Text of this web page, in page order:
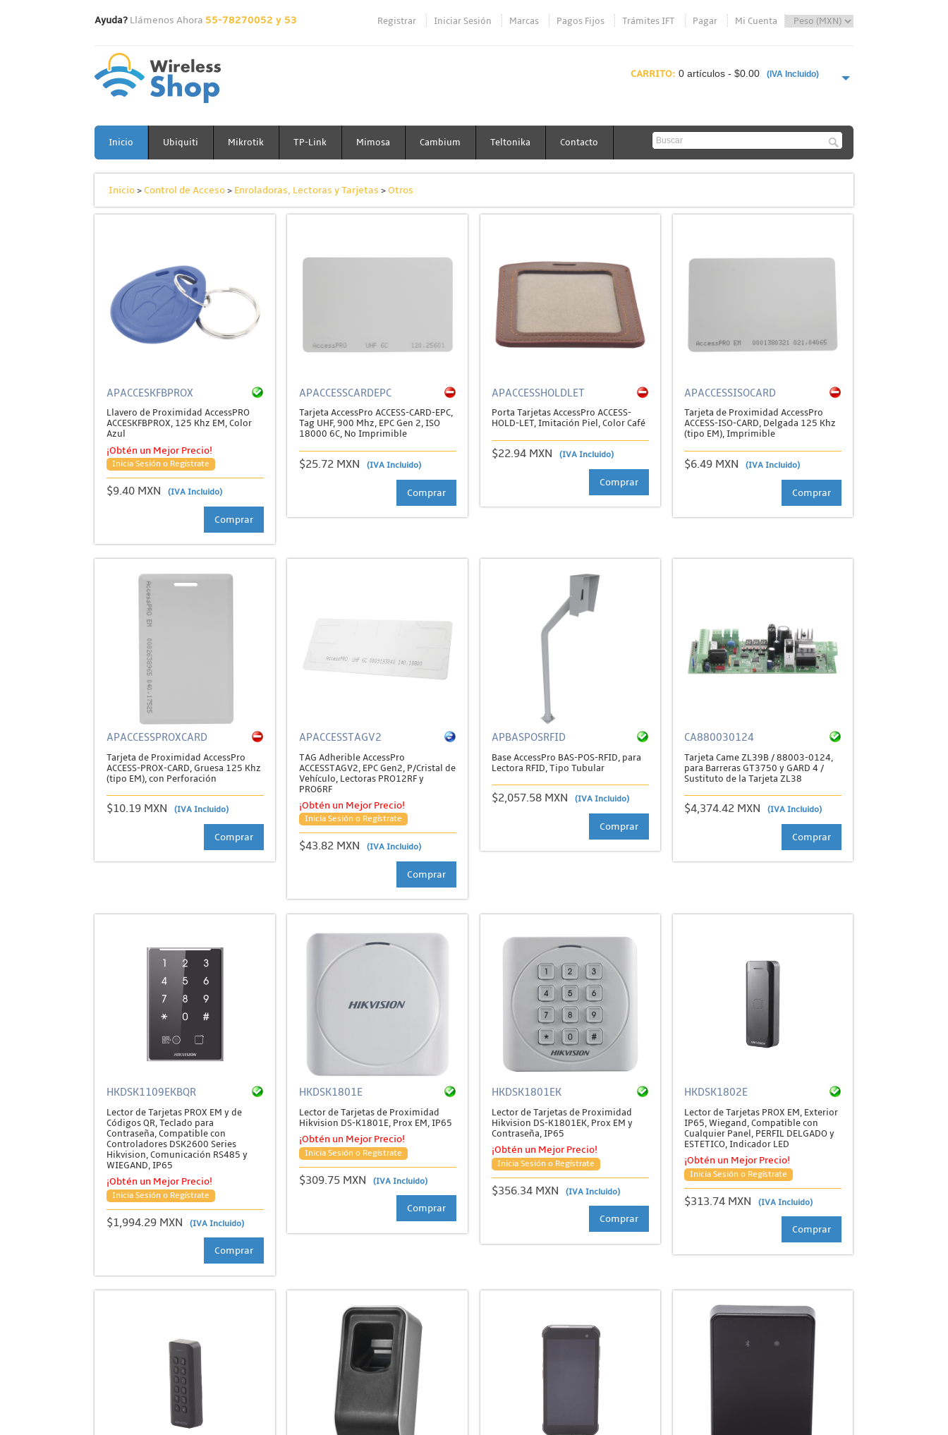
Ayuda? Llámenos Ahora 55-78270052 y 53 Registrar Iniciar Sesión Marcas Pagos Fijos Trámites IFT Pagar Mi Cuenta
CARRITO: 0 artículos - $0.00 (IVA Incluido)
Inicio Ubiquiti Mikrotik TP-Link Mimosa Cambium Teltonika Contacto
Inicio>Control de Acceso> Enroladoras, Lectoras y Tarjetas >Otros
APACCESKFBPROX
Llavero de Proximidad AccessPRO
ACCESKFBPROX, 125 Khz EM, Color
Azul
¡Obtén un Mejor Precio!
Inicia Sesión o Regístrate
$9.40 MXN (IVA Incluido)
Comprar
APACCESSCARDEPC
Tarjeta AccessPro ACCESS-CARD-EPC,
Tag UHF, 900 Mhz, EPC Gen 2, ISO
18000 6C, No Imprimible
$25.72 MXN (IVA Incluido)
Comprar
APACCESSHOLDLET
Porta Tarjetas AccessPro ACCESS-
HOLD-LET, Imitación Piel, Color Café
$22.94 MXN (IVA Incluido)
Comprar
APACCESSISOCARD
Tarjeta de Proximidad AccessPro
ACCESS-ISO-CARD, Delgada 125 Khz
(tipo EM), Imprimible
$6.49 MXN (IVA Incluido)
Comprar
APACCESSPROXCARD
Tarjeta de Proximidad AccessPro
ACCESS-PROX-CARD, Gruesa 125 Khz
(tipo EM), con Perforación
$10.19 MXN (IVA Incluido)
Comprar
APACCESSTAGV2
TAG Adherible AccessPro
ACCESSTAGV2, EPC Gen2, P/Cristal de
Vehículo, Lectoras PRO12RF y
PRO6RF
¡Obtén un Mejor Precio!
Inicia Sesión o Regístrate
$43.82 MXN (IVA Incluido)
Comprar
APBASPOSRFID
Base AccessPro BAS-POS-RFID, para
Lectora RFID, Tipo Tubular
$2,057.58 MXN (IVA Incluido)
Comprar
CA880030124
Tarjeta Came ZL39B / 88003-0124,
para Barreras GT3750 y GARD 4 /
Sustituto de la Tarjeta ZL38
$4,374.42 MXN (IVA Incluido)
Comprar
HKDSK1109EKBQR
Lector de Tarjetas PROX EM y de
Códigos QR, Teclado para
Contraseña, Compatible con
Controladores DSK2600 Series
Hikvision, Comunicación RS485 y
WIEGAND, IP65
¡Obtén un Mejor Precio!
Inicia Sesión o Regístrate
$1,994.29 MXN (IVA Incluido)
Comprar
HKDSK1801E
Lector de Tarjetas de Proximidad
Hikvision DS-K1801E, Prox EM, IP65
¡Obtén un Mejor Precio!
Inicia Sesión o Regístrate
$309.75 MXN (IVA Incluido)
Comprar
HKDSK1801EK
Lector de Tarjetas de Proximidad
Hikvision DS-K1801EK, Prox EM y
Contraseña, IP65
¡Obtén un Mejor Precio!
Inicia Sesión o Regístrate
$356.34 MXN (IVA Incluido)
Comprar
HKDSK1802E
Lector de Tarjetas PROX EM, Exterior
IP65, Wiegand, Compatible con
Cualquier Panel, PERFIL DELGADO y
ESTETICO, Indicador LED
¡Obtén un Mejor Precio!
Inicia Sesión o Regístrate
$313.74 MXN (IVA Incluido)
Comprar